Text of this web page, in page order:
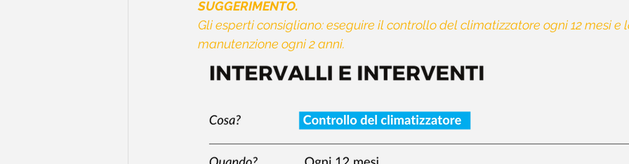
SUGGERIMENTO.
Gli esperti consigliano: eseguire il controllo del climatizzatore ogni 12 mesi e
manutenzione ogni 2 anni.